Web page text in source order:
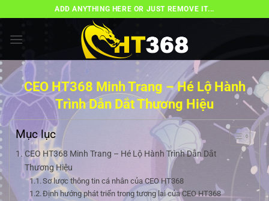
qua
nội
ADD ANYTHING HERE OR JUST REMOVE IT...
CEO HT368 Minh Trang – Hé Lộ Hành
Trình Dẫn Dắt Thương Hiệu
Mục lục
CEO HT368 Minh Trang – Hé Lộ Hành Trình Dẫn Dắt
Thương Hiệu
Sơ lược thông tin cá nhân của CEO HT368
Định hướng phát triển trong tương lai của CEO HT368